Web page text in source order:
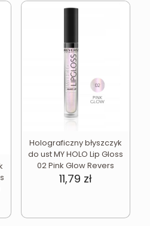
Holograficzny błyszczyk
do ust MY HOLO Lip Gloss
02 Pink Glow Revers
11,79 zł